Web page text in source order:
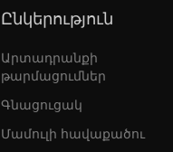
Ընկերություն
Արտադրանքի
թարմացումներ
Գնացուցակ
Մամուլի հավաքածու